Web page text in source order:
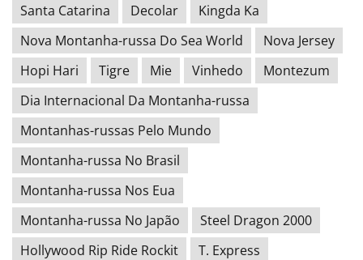
Santa Catarina Decolar
Kingda Ka
Nova Montanha-russa Do Sea World
Nova Jersey
Hopi Hari
Tigre Mie Vinhedo
Montezum
Dia Internacional Da Montanha-russa
Montanhas-russas Pelo Mundo
Montanha-russa No Brasil
Montanha-russa Nos Eua
Montanha-russa No Japão
Steel Dragon 2000
Hollywood Rip Ride Rockit
T. Express